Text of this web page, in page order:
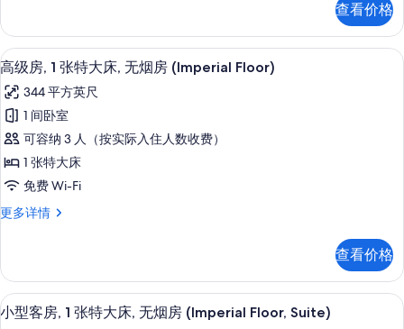
照
片
单
人
床,
无
烟
房
(Main
Building,
Suite)
的
有
照
片
房,
张
人
床,
无
烟
房
(Main
Building,
Suite)
息
查看价格
显
示
高
级
房,
1
张
特
床,
无
烟
1 多间卧室、高档床上用品、羽绒被、
8
高级房, 1 张特大床, 无烟房 (Imperial Floor)
344 平方英尺
1 间卧室
可容纳 3 人（按实际入住人数收费）
1 张特大床
免费 Wi-Fi
更多详情
高
张
特
大
查看价格
显
小型客房, 1 张特大床, 无烟房
8
小型客房, 1 张特大床, 无烟房 (Imperial Floor, Suite)